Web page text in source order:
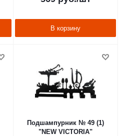
В корзину
Подшампурник № 49 (1)
"NEW VICTORIA"